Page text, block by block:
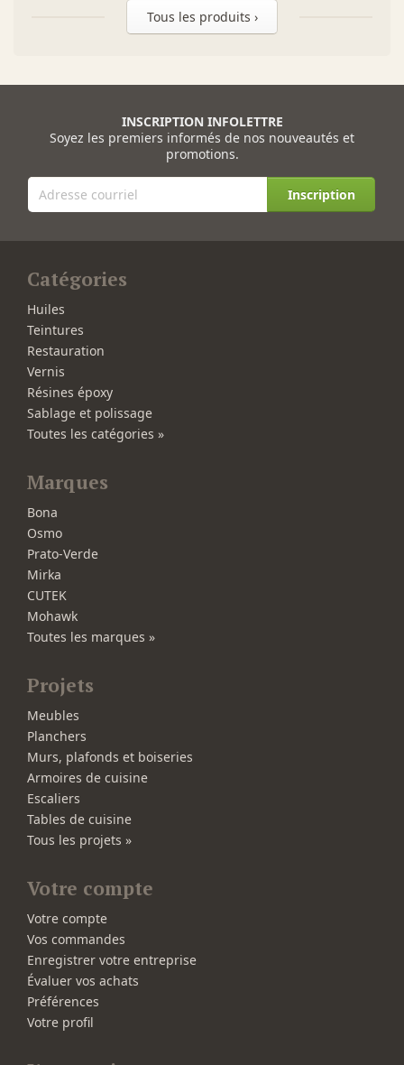
Tous les produits ›
INSCRIPTION INFOLETTRE
Soyez les premiers informés de nos nouveautés et
promotions.
Inscription
Catégories
Huiles
Teintures
Restauration
Vernis
Résines époxy
Sablage et polissage
Toutes les catégories »
Marques
Bona
Osmo
Prato-Verde
Mirka
CUTEK
Mohawk
Toutes les marques »
Projets
Meubles
Planchers
Murs, plafonds et boiseries
Armoires de cuisine
Escaliers
Tables de cuisine
Tous les projets »
Votre compte
Votre compte
Vos commandes
Enregistrer votre entreprise
Évaluer vos achats
Préférences
Votre profil